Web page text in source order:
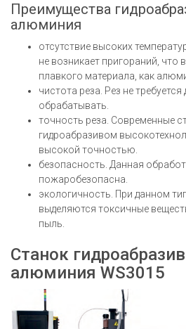
Преимущества
алюминия
отсутствие высоких
не возникает пригораний, что
плавкого материала, как
чистота реза. Рез не
обрабатывать.
точность реза. Современные
гидроабразивом
высокой точностью.
безопасность. Данная
пожаробезопасна.
экологичность. При данном
выделяются токсичные
пыль.
Станок
алюминия WS3015